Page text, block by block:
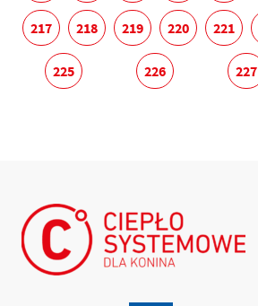
217 218 219 220 221
225 226 227